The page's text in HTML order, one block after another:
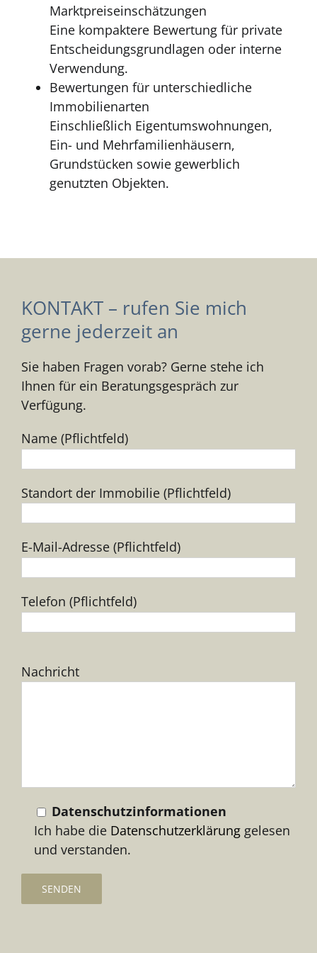
Marktpreiseinschätzungen
Eine kompaktere Bewertung für private
Entscheidungsgrundlagen oder interne
Verwendung.
Bewertungen für unterschiedliche
Immobilienarten
Einschließlich Eigentumswohnungen,
Ein- und Mehrfamilienhäusern,
Grundstücken sowie gewerblich
genutzten Objekten.
KONTAKT – rufen Sie mich
gerne jederzeit an
Sie haben Fragen vorab? Gerne stehe ich
Ihnen für ein Beratungsgespräch zur
Verfügung.
Name (Pflichtfeld)
Standort der Immobilie (Pflichtfeld)
E-Mail-Adresse (Pflichtfeld)
Telefon (Pflichtfeld)
lasse
Nachricht
Datenschutzinformationen
Ich habe die Datenschutzerklärung gelesen
und verstanden.